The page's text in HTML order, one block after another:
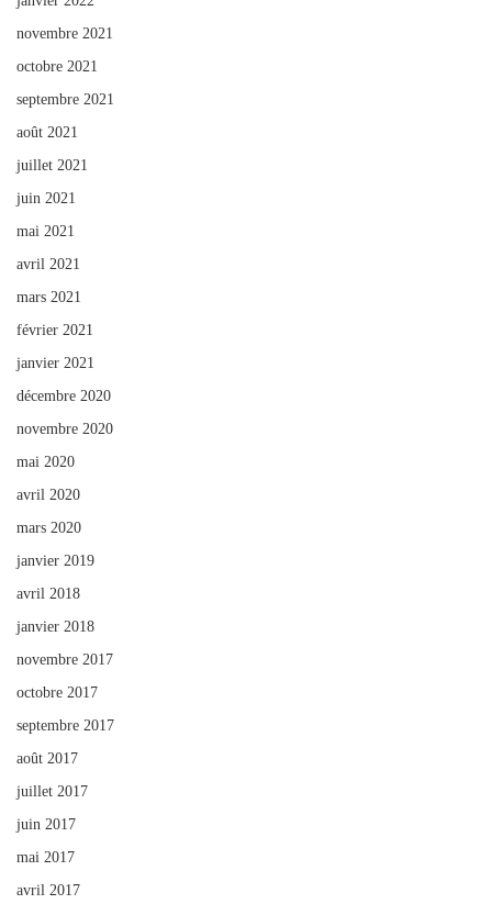
novembre 2021
octobre 2021
septembre 2021
août 2021
juillet 2021
juin 2021
mai 2021
avril 2021
mars 2021
février 2021
janvier 2021
décembre 2020
novembre 2020
mai 2020
avril 2020
mars 2020
janvier 2019
avril 2018
janvier 2018
novembre 2017
octobre 2017
septembre 2017
août 2017
juillet 2017
juin 2017
mai 2017
avril 2017